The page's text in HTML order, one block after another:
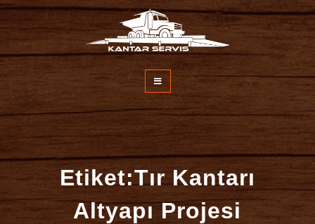
İçeriğe
Kantar Servisi
Etiket:Tır Kantarı
Altyapı Projesi